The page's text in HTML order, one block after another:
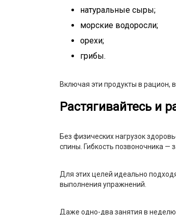
натуральные сыры;
морские водоросли;
орехи;
грибы.
Включая эти продукты в рацион,
Растягивайтесь и
Без физических нагрузок
спины. Гибкость позвоночника —
Для этих целей идеально
выполнения упражнений.
Даже одно-два занятия в неделю